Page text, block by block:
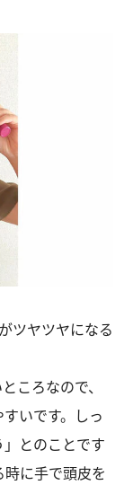
ツヤツヤになる
ころなので、
いです。しっ
とのことです
に手で頭皮を